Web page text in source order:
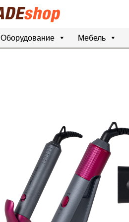
Оборудование Мебель